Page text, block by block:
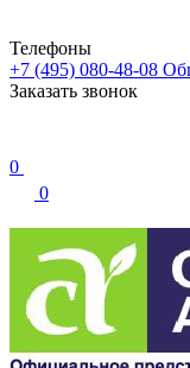
Телефоны
+7 (495) 080-48-08
Заказать звонок
0
0